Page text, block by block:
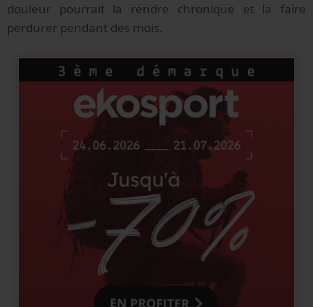
douleur pourrait la rendre chronique et la faire
perdurer pendant des mois.